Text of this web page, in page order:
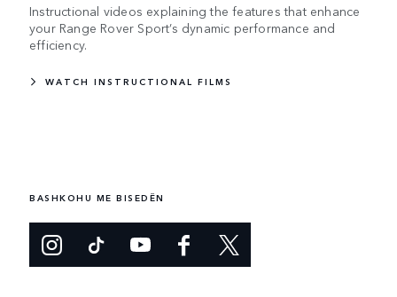
Instructional videos explaining the features that enhance
your Range Rover Sport’s dynamic performance and
efficiency.
WATCH INSTRUCTIONAL FILMS
BASHKOHU ME BISEDËN